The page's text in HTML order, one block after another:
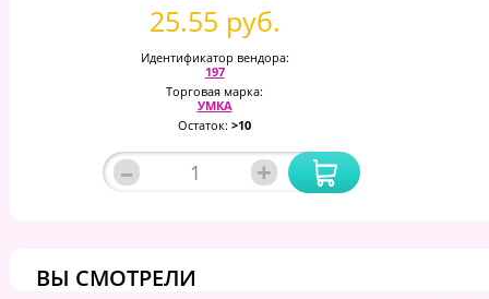
25.55 руб.
Идентификатор вендора:
197
Торговая марка:
УМКА
Остаток: >10
– +
ВЫ СМОТРЕЛИ